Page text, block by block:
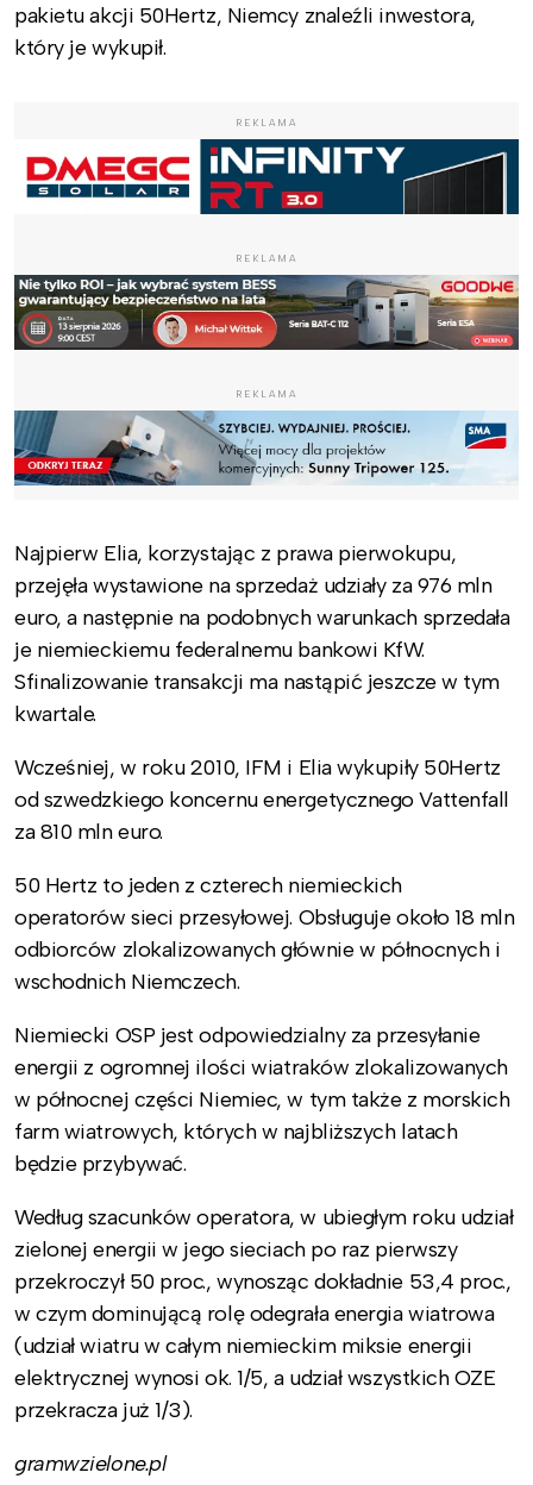
pakietu akcji 50Hertz, Niemcy znaleźli inwestora,
który je wykupił.
REKLAMA
REKLAMA
REKLAMA
Najpierw Elia, korzystając z prawa pierwokupu,
przejęła wystawione na sprzedaż udziały za 976 mln
euro, a następnie na podobnych warunkach sprzedała
je niemieckiemu federalnemu bankowi KfW.
Sfinalizowanie transakcji ma nastąpić jeszcze w tym
kwartale.
Wcześniej, w roku 2010, IFM i Elia wykupiły 50Hertz
od szwedzkiego koncernu energetycznego Vattenfall
za 810 mln euro.
50 Hertz to jeden z czterech niemieckich
operatorów sieci przesyłowej. Obsługuje około 18 mln
odbiorców zlokalizowanych głównie w północnych i
wschodnich Niemczech.
Niemiecki OSP jest odpowiedzialny za przesyłanie
energii z ogromnej ilości wiatraków zlokalizowanych
w północnej części Niemiec, w tym także z morskich
farm wiatrowych, których w najbliższych latach
będzie przybywać.
Według szacunków operatora, w ubiegłym roku udział
zielonej energii w jego sieciach po raz pierwszy
przekroczył 50 proc., wynosząc dokładnie 53,4 proc.,
w czym dominującą rolę odegrała energia wiatrowa
(udział wiatru w całym niemieckim miksie energii
elektrycznej wynosi ok. 1/5, a udział wszystkich OZE
przekracza już 1/3).
gramwzielone.pl